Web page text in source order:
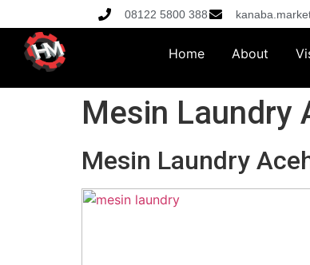
08122 5800 388
Home About
Mesin Laundry
Mesin Laundry